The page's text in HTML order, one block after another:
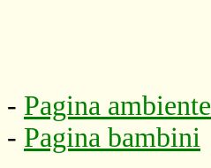
- Pagina ambiente
- Pagina bambini